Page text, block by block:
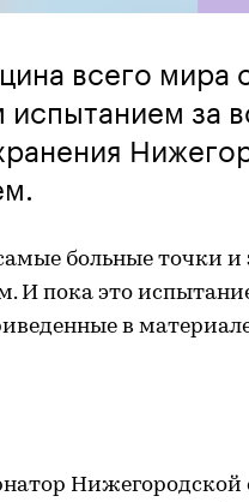
всего мира
за
больные точки и
И пока это
в